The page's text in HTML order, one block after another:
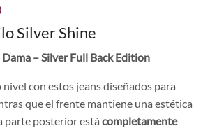
El
precio
actual
es:
Silver Shine
– Silver Full Back Edition
con estos jeans diseñados para
que el frente mantiene una estética
parte posterior está completamente